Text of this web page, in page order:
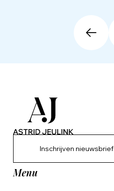
Inschrijven nieuwsbrief
Menu